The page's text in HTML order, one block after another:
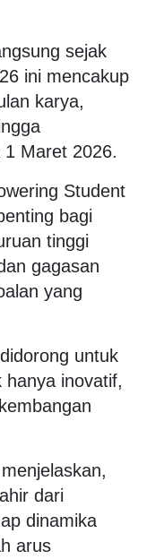
sejak
ini mencakup
karya,
Maret 2026.
Student
bagi
tinggi
gagasan
yang
untuk
hanya inovatif,
dari
dinamika
arus